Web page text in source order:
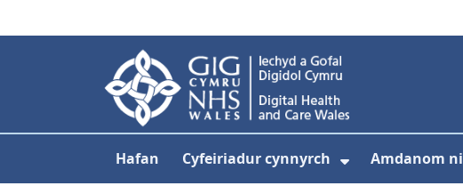
Hafan Cyfeiriadur cynnyrch Amdanom ni